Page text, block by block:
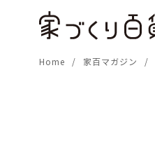
Home 家百マガジン